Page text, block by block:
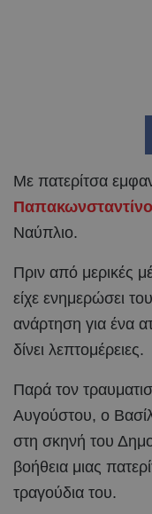
Με πατερίτσα
Ναύπλιο.
Πριν από μερικές
είχε ενημερώσει
ανάρτηση για ένα
δίνει λεπτομέρειες.
Παρά τον
Αυγούστου, ο
στη σκηνή του
βοήθεια μιας
τραγούδια του.